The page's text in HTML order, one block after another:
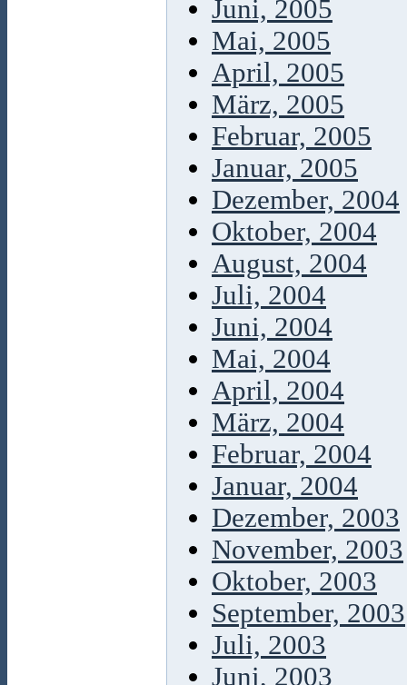
Juni, 2005
Mai, 2005
April, 2005
März, 2005
Februar, 2005
Januar, 2005
Dezember, 2004
Oktober, 2004
August, 2004
Juli, 2004
Juni, 2004
Mai, 2004
April, 2004
März, 2004
Februar, 2004
Januar, 2004
Dezember, 2003
November, 2003
Oktober, 2003
September, 2003
Juli, 2003
Juni, 2003